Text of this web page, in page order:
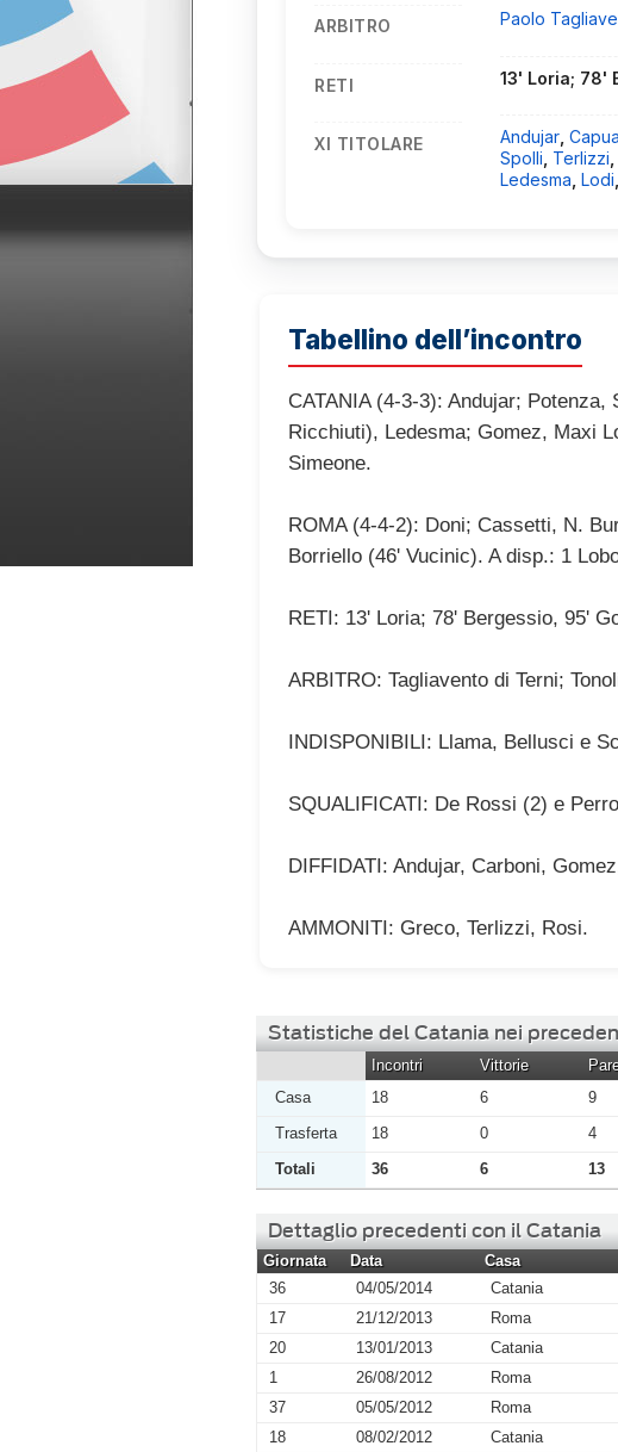
ARBITRO Paolo
RETI 13' Loria; 78'
XI TITOLARE Andujar ,
Spolli Terlizzi
Ledesma ,Lodi
Tabellino dell’incontro
CATANIA (4-3-3): Andujar;
Ricchiuti), Ledesma; Gomez, Maxi
Simeone.
ROMA (4-4-2): Doni; Cassetti, N.
Borriello (46' Vucinic). A disp.: 1
RETI: 13' Loria; 78' Bergessio, 95'
ARBITRO: Tagliavento di Terni;
INDISPONIBILI: Llama, Bellusci e
SQUALIFICATI: De Rossi (2) e
DIFFIDATI: Andujar, Carboni,
AMMONITI: Greco, Terlizzi, Rosi.
Statistiche del Catania nei
Incontri Vittorie
Casa
18 6 9
Trasferta
18 0 4
Totali
36 6 13
Dettaglio precedenti con il Catania
Giornata Data Casa
36
04/05/2014 Catania
17
21/12/2013 Roma
20
13/01/2013 Catania
1
26/08/2012 Roma
37
05/05/2012 Roma
18
08/02/2012 Catania